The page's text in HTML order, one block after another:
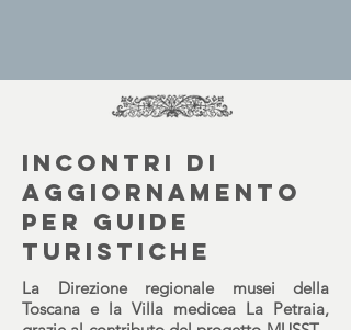
Incontri di
aggiornamento
per guide
turistiche
La Direzione regionale musei della
Toscana e la Villa medicea La Petraia,